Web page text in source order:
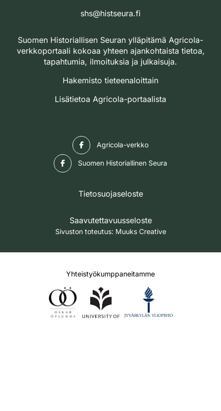
shs@histseura.fi
Suomen Historiallisen Seuran ylläpitämä Agricola-
verkkoportaali kokoaa yhteen ajankohtaista tietoa,
tapahtumia, ilmoituksia ja julkaisuja.
Hakemisto tieteenaloittain
Lisätietoa Agricola-portaalista
Agricola-verkko
Suomen Historiallinen Seura
Tietosuojaseloste
Saavutettavuusseloste
Sivuston toteutus: Muuks Creative
Yhteistyökumppaneitamme